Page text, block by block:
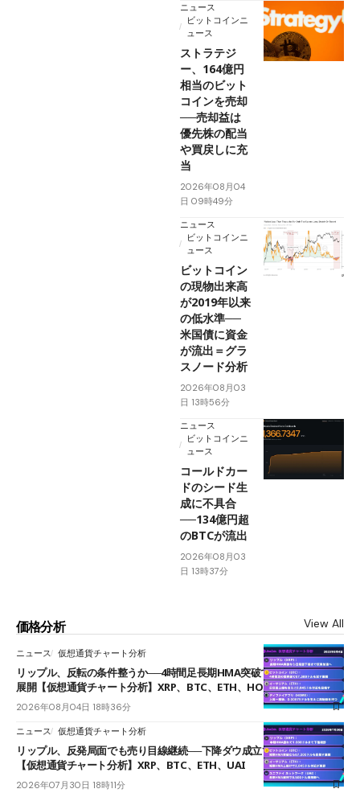
ニュース
ビットコインニ
ュース
ストラテジ
ー、164億円
相当のビット
コインを売却
──売却益は
優先株の配当
や買戻しに充
当
2026年08月04
日 09時49分
ニュース
ビットコインニ
ュース
ビットコイン
の現物出来高
が2019年以来
の低水準──
米国債に資金
が流出＝グラ
スノード分析
2026年08月03
日 13時56分
ニュース
ビットコインニ
ュース
コールドカー
ドのシード生
成に不具合
──134億円超
のBTCが流出
2026年08月03
日 13時37分
価格分析 View All
ニュース 仮想通貨チャート分析
リップル、反転の条件整うか──4時間足長期HMA突破で雲下端を目指す
展開【仮想通貨チャート分析】XRP、BTC、ETH、HOME
2026年08月04日 18時36分
ニュース 仮想通貨チャート分析
リップル、反発局面でも売り目線継続──下降ダウ成立で下値追う展開
【仮想通貨チャート分析】XRP、BTC、ETH、UAI
2026年07月30日 18時11分